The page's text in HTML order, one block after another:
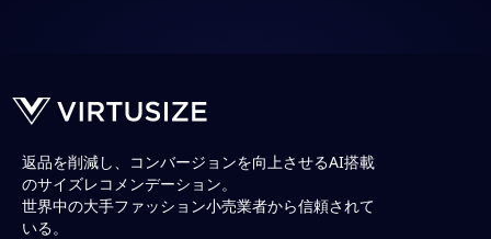
返品を削減し、コンバージョンを向上させるAI搭載
のサイズレコメンデーション。
世界中の大手ファッション小売業者から信頼されて
いる。